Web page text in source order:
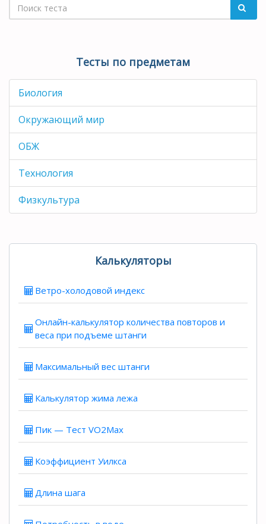
Тесты по предметам
Биология
Окружающий мир
ОБЖ
Технология
Физкультура
Калькуляторы
Ветро-холодовой индекс
Онлайн-калькулятор количества повторов и
веса при подъеме штанги
Максимальный вес штанги
Калькулятор жима лежа
Пик — Тест VO2Max
Коэффициент Уилкса
Длина шага